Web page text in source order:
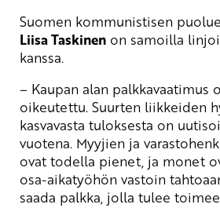
Suomen kommunistisen
Liisa Taskinen on samoilla
kanssa.
– Kaupan alan palkkavaatimus
oikeutettu. Suurten liikkeiden
kasvavasta tuloksesta on
vuotena. Myyjien ja
ovat todella pienet, ja monet
osa-aikatyöhön vastoin
saada palkka, jolla tulee